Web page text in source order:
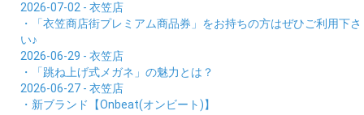
2026-07-02 - 衣笠店
・「衣笠商店街プレミアム商品券」をお持ちの方はぜひご利用下さ
い♪
2026-06-29 - 衣笠店
・「跳ね上げ式メガネ」の魅力とは？
2026-06-27 - 衣笠店
・新ブランド【Onbeat(オンビート)】